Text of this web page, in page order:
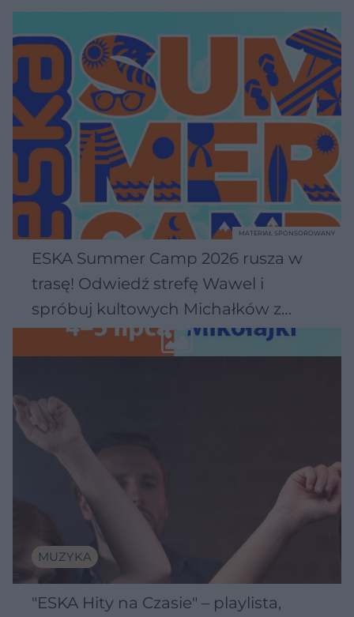
ESKA Summer Camp 2026 rusza w
trasę! Odwiedź strefę Wawel i
spróbuj kultowych Michałków z
Wawelu
MATERIAŁ SPONSOROWANY
MUZYKA
"ESKA Hity na Czasie" – playlista,